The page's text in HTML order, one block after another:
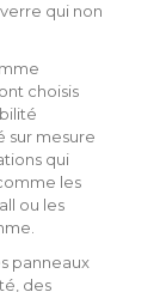
qui non
choisis
sur mesure
qui
les
ou les
panneaux
des